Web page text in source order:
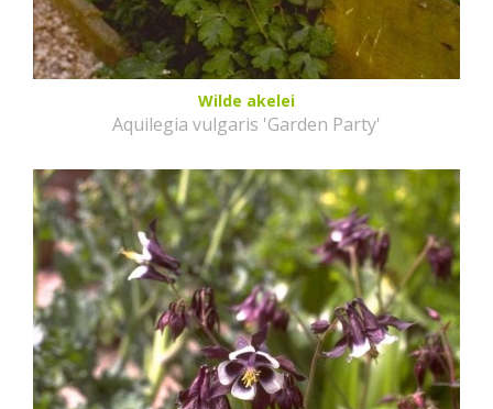
Wilde akelei
Aquilegia vulgaris 'Garden Party'